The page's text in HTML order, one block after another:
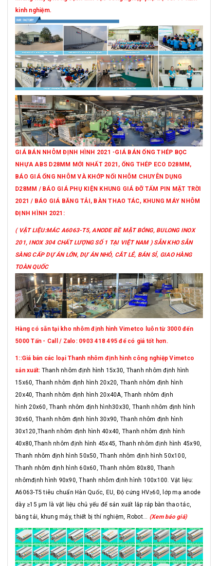
kinh nghiệm.
GIÁ BÁN NHÔM ĐỊNH HÌNH 2021 -GIÁ BÁN ỐNG THÉP BỌC
NHỰA ABS D28MM MỚI NHẤT 2021, ỐNG THÉP ECO D28MM,
BÁO GIÁ ỐNG NHÔM VÀ KHỚP NỐI NHÔM CHUYÊN DỤNG
D28MM / BÁO GIÁ PHỤ KIỆN KHUNG GIÁ ĐỠ TẤM PIN MẶT TRỜI
2021 / BÁO GIÁ BĂNG TẢI, BÀN THAO TÁC, KHUNG MÁY NHÔM
ĐỊNH HÌNH 2021:
( VẬT LIỆU:MÁC A6063-T5, ANODE BỀ MẶT BÓNG, BULONG INOX
201, INOX 304 CHẤT LƯỢNG SỐ 1 TẠI VIỆT NAM ) SẴN KHO SẴN
SÀNG CẤP DỰ ÁN LỚN, DỰ ÁN NHỎ, CẮT LẺ, BÁN SỈ, GIAO HÀNG
TOÀN QUỐC
Hàng có sẵn tại kho nhôm định hình Vimetco luôn từ 3000 đến
5000 Tấn - Call / Zalo: 0903 418 495 để có giá tốt hơn.
1::Giá bán các loại Thanh nhôm định hình công nghiệp Vimetco
sản xuất: Thanh nhôm định hình 15x30, Thanh nhôm định hình
15x60, Thanh nhôm định hình 20x20, Thanh nhôm định hình
20x40, Thanh nhôm định hình 20x40A, Thanh nhôm định
hình 20x60, Thanh nhôm định hình30x30, Thanh nhôm định hình
30x60, Thanh nhôm định hình 30x90, Thanh nhôm định hình
30x120,Thanh nhôm định hình 40x40, Thanh nhôm định hình
40x80,Thanh nhôm định hình 45x45, Thanh nhôm định hình 45x90,
Thanh nhôm định hình 50x50, Thanh nhôm định hình 50x100,
Thanh nhôm định hình 60x60, Thanh nhôm 80x80, Thanh
nhômđịnh hình 90x90, Thanh nhôm định hình 100x100. Vật liệu:
A6063-T5 tiêu chuẩn Hàn Quốc, EU, Độ cứng HV≥60, lớp mạ anode
dày ≥15 μm là vật liệu chủ yếu để sản xuất lắp ráp bàn thao tác,
băng tải, khung máy, thiết bị thí nghiệm, Robot... (Xem báo giá)